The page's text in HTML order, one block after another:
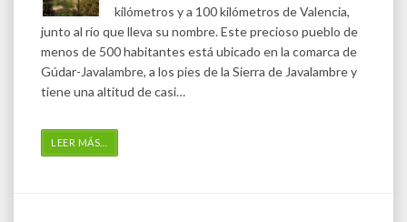
kilómetros y a 100 kilómetros de Valencia,
junto al río que lleva su nombre. Este precioso pueblo de
menos de 500 habitantes está ubicado en la comarca de
Gúdar-Javalambre, a los pies de la Sierra de Javalambre y
tiene una altitud de casi…
LEER MÁS